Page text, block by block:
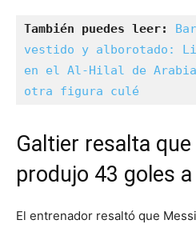
También puedes leer:
vestido y alborotado:
en el Al-Hilal de
otra figura culé
Galtier resalta
produjo 43 goles
El entrenador resaltó que